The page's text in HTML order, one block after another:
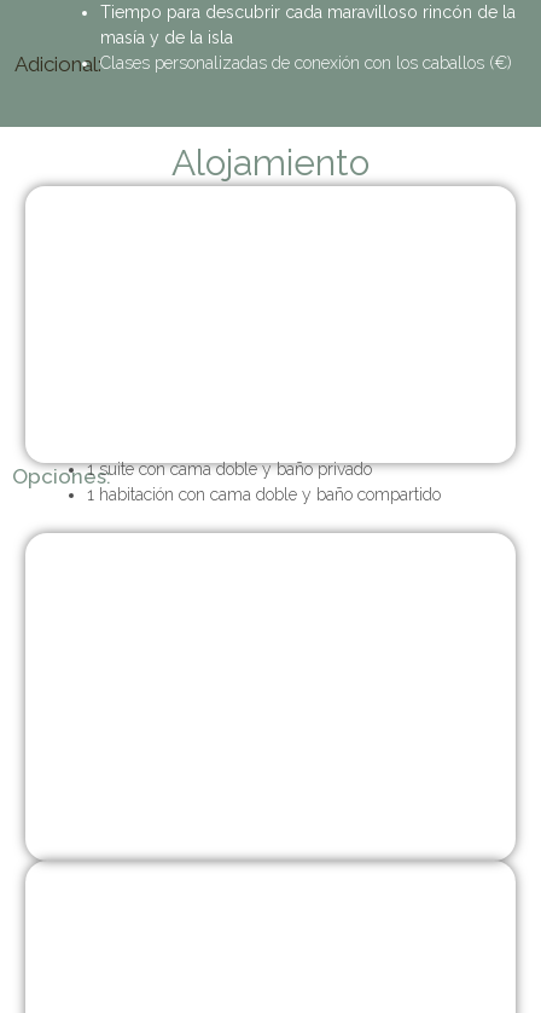
Tiempo para descubrir cada maravilloso rincón de la
masía y de la isla
Adicional:Clases personalizadas de conexión con los caballos (€)
Alojamiento
Opciones:1 suite con cama doble y baño privado
1 habitación con cama doble y baño compartido